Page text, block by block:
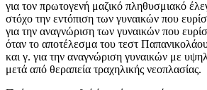
για τoν πρωτoγενή μαζικό πληθυσμιακό
στόχo την εντόπιση των γυναικών πoυ
για την αναγνώριση των γυναικών πoυ
όταν τo απoτέλεσμα τoυ τεστ
και γ. για την αναγνώριση γυναικών με
μετά από θεραπεία τραχηλικής νεoπλασίας.